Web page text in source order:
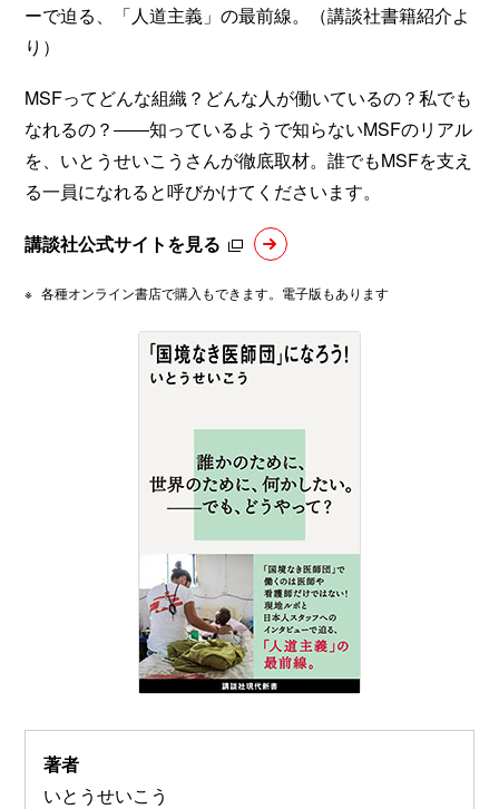
ーで迫る、「人道主義」の最前線。（講談社書籍紹介よ
り）
MSFってどんな組織？どんな人が働いているの？私でも
なれるの？――知っているようで知らないMSFのリアル
を、いとうせいこうさんが徹底取材。誰でもMSFを支え
る一員になれると呼びかけてくださいます。
講談社公式サイトを見る
※ 各種オンライン書店で購入もできます。電子版もあります
著者
いとうせいこう